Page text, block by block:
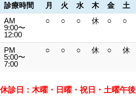
診療時間 月 火 水 木 金 土
AM
9:00〜
12:00
○ ○ ○ 休 ○ ○
PM
5:00〜
7:00
○ ○ ○ 休 ○ 休
休診日：木曜・日曜・祝日・土曜午後